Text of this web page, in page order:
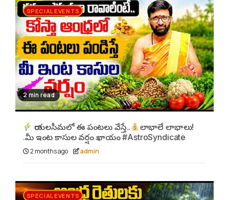
SPECIAL EVENTS
2 min read
రాయలసీమలో ఈ పంటలు వేస్తే..
లాభాలే లాభాలు!
.మీ ఇంట కాసుల వర్షం ఖాయం #AstroSyndicate
2 months ago admin
SPECIAL EVENTS